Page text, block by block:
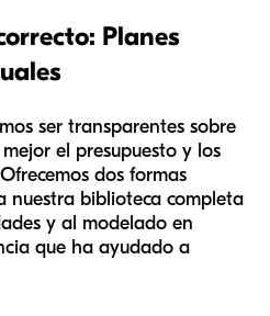
Planes
ser transparentes sobre
el presupuesto y los
dos formas
nuestra biblioteca completa
y al modelado en
que ha ayudado a